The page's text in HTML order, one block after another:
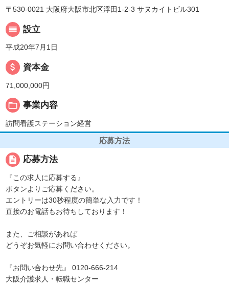
〒530-0021 大阪府大阪市北区浮田1-2-3 サヌカイトビル301
calendar_view_day 設立
平成20年7月1日
attach_money 資本金
71,000,000円
folder_open 事業内容
訪問看護ステーション経営
応募方法
description 応募方法
『この求人に応募する』
ボタンよりご応募ください。
エントリーは30秒程度の簡単な入力です！
直接のお電話もお待ちしております！
また、ご相談があれば
どうぞお気軽にお問い合わせください。
『お問い合わせ先』 0120-666-214
大阪介護求人・転職センター